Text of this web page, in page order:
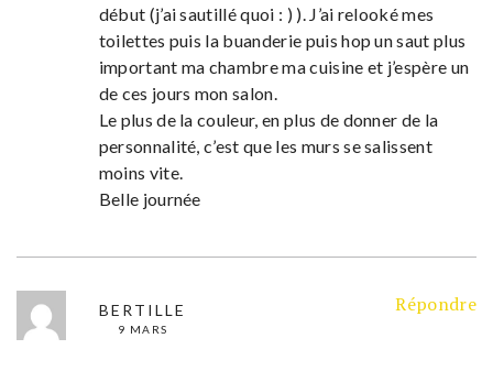
début (j’ai sautillé quoi : ) ). J’ai relooké mes
toilettes puis la buanderie puis hop un saut plus
important ma chambre ma cuisine et j’espère un
de ces jours mon salon.
Le plus de la couleur, en plus de donner de la
personnalité, c’est que les murs se salissent
moins vite.
Belle journée
BERTILLE
9 MARS
Répondre